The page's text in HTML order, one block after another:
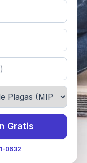
Gratis
0632